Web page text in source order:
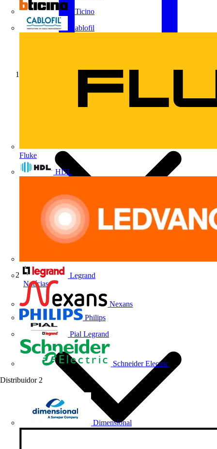
BTicino
Cablofil
Fluke
HDL
Legrand
Nexans
Philips
Pial Legrand
Schneider Electric
Distribuidor 2
Dimensional
Notícias